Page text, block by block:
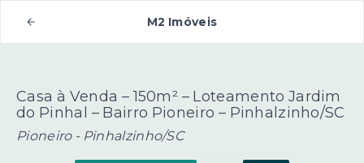
M2 Imóveis
Casa à Venda – 150m² – Loteamento Jardim
do Pinhal – Bairro Pioneiro – Pinhalzinho/SC
Pioneiro - Pinhalzinho/SC